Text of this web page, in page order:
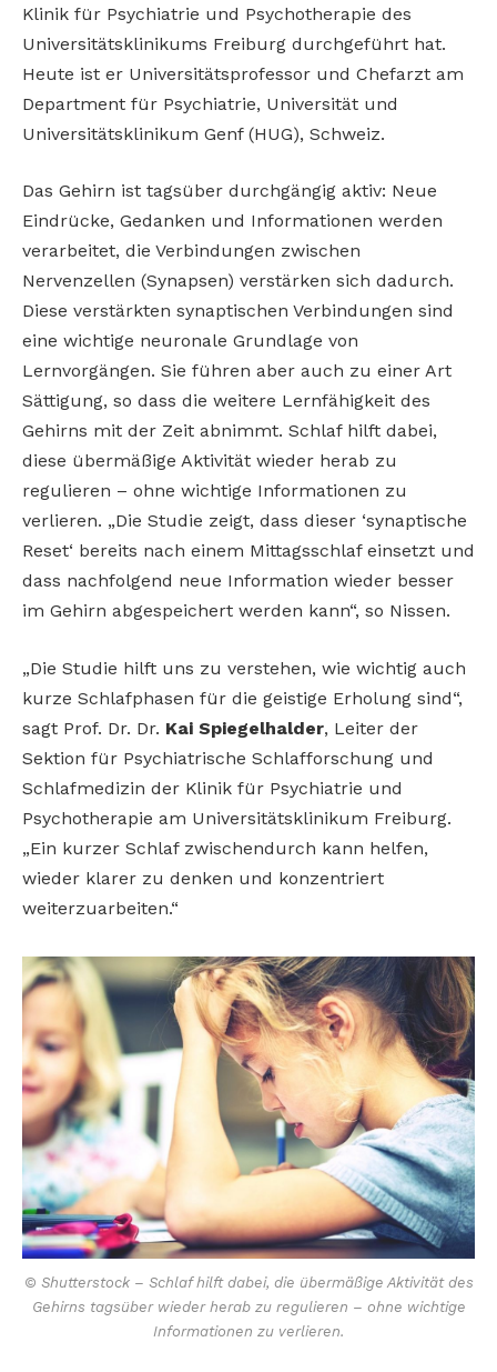
Klinik für Psychiatrie und Psychotherapie des
Universitätsklinikums Freiburg durchgeführt hat.
Heute ist er Universitätsprofessor und Chefarzt am
Department für Psychiatrie, Universität und
Universitätsklinikum Genf (HUG), Schweiz.
Das Gehirn ist tagsüber durchgängig aktiv: Neue
Eindrücke, Gedanken und Informationen werden
verarbeitet, die Verbindungen zwischen
Nervenzellen (Synapsen) verstärken sich dadurch.
Diese verstärkten synaptischen Verbindungen sind
eine wichtige neuronale Grundlage von
Lernvorgängen. Sie führen aber auch zu einer Art
Sättigung, so dass die weitere Lernfähigkeit des
Gehirns mit der Zeit abnimmt. Schlaf hilft dabei,
diese übermäßige Aktivität wieder herab zu
regulieren – ohne wichtige Informationen zu
verlieren. „Die Studie zeigt, dass dieser ‘synaptische
Reset‘ bereits nach einem Mittagsschlaf einsetzt und
dass nachfolgend neue Information wieder besser
im Gehirn abgespeichert werden kann“, so Nissen.
„Die Studie hilft uns zu verstehen, wie wichtig auch
kurze Schlafphasen für die geistige Erholung sind“,
sagt Prof. Dr. Dr. Kai Spiegelhalder, Leiter der
Sektion für Psychiatrische Schlafforschung und
Schlafmedizin der Klinik für Psychiatrie und
Psychotherapie am Universitätsklinikum Freiburg.
„Ein kurzer Schlaf zwischendurch kann helfen,
wieder klarer zu denken und konzentriert
weiterzuarbeiten.“
© Shutterstock – Schlaf hilft dabei, die übermäßige Aktivität des
Gehirns tagsüber wieder herab zu regulieren – ohne wichtige
Informationen zu verlieren.